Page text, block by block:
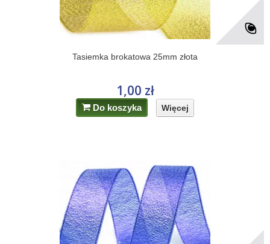
Tasiemka brokatowa 25mm złota
1,00 zł
Do koszyka Więcej